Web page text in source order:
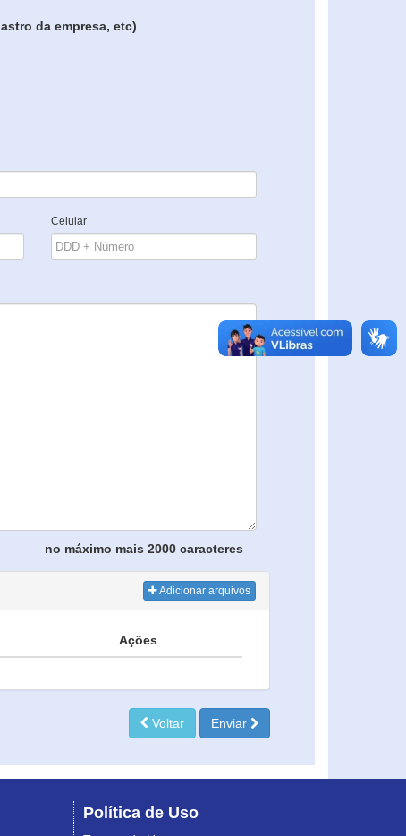
da empresa, etc)
Celular
no máximo mais 2000 caracteres
Adicionar arquivos
Ações
Voltar Enviar
Política de Uso